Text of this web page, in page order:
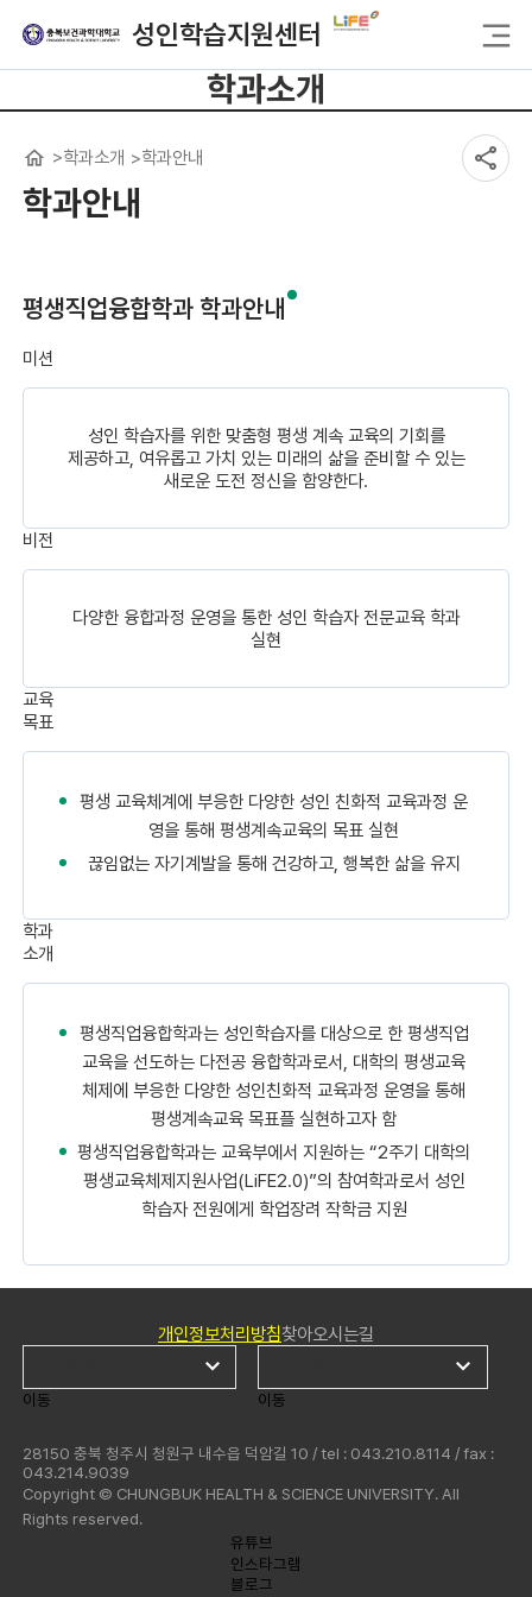
성인학습지원센터
학과소개
학과소개 학과안내
학과안내
평생직업융합학과 학과안내
미션
성인 학습자를 위한 맞춤형 평생 계속 교육의 기회를
제공하고, 여유롭고 가치 있는 미래의 삶을 준비할 수 있는
새로운 도전 정신을 함양한다.
비전
다양한 융합과정 운영을 통한 성인 학습자 전문교육 학과
실현
교육
목표
평생 교육체계에 부응한 다양한 성인 친화적 교육과정 운
영을 통해 평생계속교육의 목표 실현
끊임없는 자기계발을 통해 건강하고, 행복한 삶을 유지
학과
소개
평생직업융합학과는 성인학습자를 대상으로 한 평생직업
교육을 선도하는 다전공 융합학과로서, 대학의 평생교육
체제에 부응한 다양한 성인친화적 교육과정 운영을 통해
평생계속교육 목표플 실현하고자 함
평생직업융합학과는 교육부에서 지원하는 “2주기 대학의
평생교육체제지원사업(LiFE2.0)”의 참여학과로서 성인
학습자 전원에게 학업장려 작학금 지원
개인정보처리방침찾아오시는길
이동 이동
28150 충북 청주시 청원구 내수읍 덕암길 10 / tel : 043.210.8114 / fax :
043.214.9039
Copyright © CHUNGBUK HEALTH & SCIENCE UNIVERSITY. All
Rights reserved.
유튜브
인스타그램
블로그